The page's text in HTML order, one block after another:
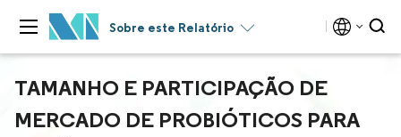
Sobre este Relatório
TAMANHO E PARTICIPAÇÃO DE
MERCADO DE PROBIÓTICOS PARA